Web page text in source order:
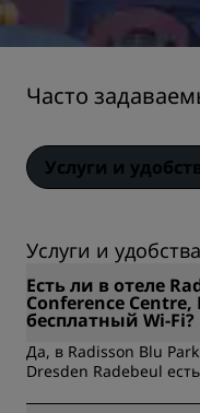
Часто
Услуги и
Услуги и удобства
Есть ли в отеле
Conference Centre,
бесплатный Wi-Fi?
Да, в Radisson Blu
Dresden Radebeul